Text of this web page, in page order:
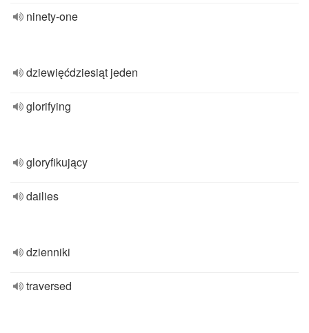
ninety-one
dziewięćdziesiąt jeden
glorifying
gloryfikujący
dailies
dzienniki
traversed